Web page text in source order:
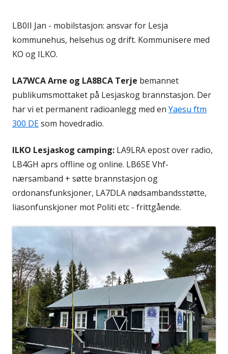
LB0II Jan - mobilstasjon: ansvar for Lesja
kommunehus, helsehus og drift. Kommunisere med
KO og ILKO.
LA7WCA Arne og LA8BCA Terje bemannet
publikumsmottaket på Lesjaskog brannstasjon. Der
har vi et permanent radioanlegg med en Yaesu ftm
300 DEsom hovedradio.
ILKO Lesjaskog camping: LA9LRA epost over radio,
LB4GH aprs offline og online. LB6SE Vhf-
nærsamband + søtte brannstasjon og
ordonansfunksjoner, LA7DLA nødsambandsstøtte,
liasonfunskjoner mot Politi etc - frittgående.